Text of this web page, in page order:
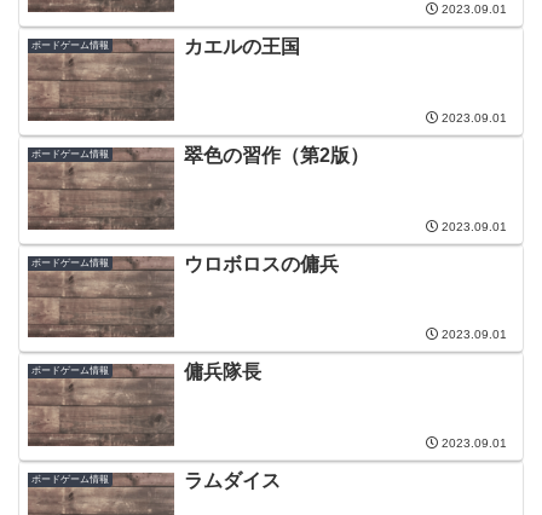
2023.09.01
ボードゲーム情報 カエルの王国
2023.09.01
ボードゲーム情報 翠色の習作（第2版）
2023.09.01
ボードゲーム情報 ウロボロスの傭兵
2023.09.01
ボードゲーム情報 傭兵隊長
2023.09.01
ボードゲーム情報 ラムダイス